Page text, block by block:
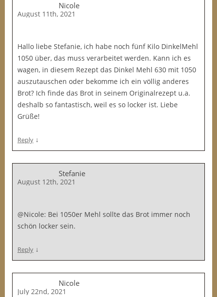
Nicole
August 11th, 2021
Hallo liebe Stefanie, ich habe noch fünf Kilo DinkelMehl
1050 über, das muss verarbeitet werden. Kann ich es
wagen, in diesem Rezept das Dinkel Mehl 630 mit 1050
auszutauschen oder bekomme ich ein völlig anderes
Brot? Ich finde das Brot in seinem Originalrezept u.a.
deshalb so fantastisch, weil es so locker ist. Liebe
Grüße!
Reply ↓
Stefanie
August 12th, 2021
@Nicole: Bei 1050er Mehl sollte das Brot immer noch
schön locker sein.
Reply ↓
Nicole
July 22nd, 2021